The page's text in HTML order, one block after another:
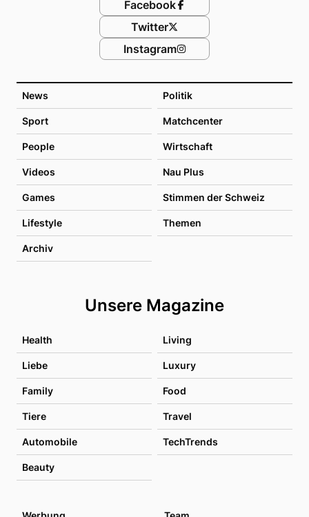
News Politik
Sport Matchcenter
People Wirtschaft
Videos Nau Plus
Games Stimmen der Schweiz
Lifestyle Themen
Archiv
Unsere Magazine
Health Living
Liebe Luxury
Family Food
Tiere Travel
Automobile TechTrends
Beauty
Facebook
Twitter
Instagram